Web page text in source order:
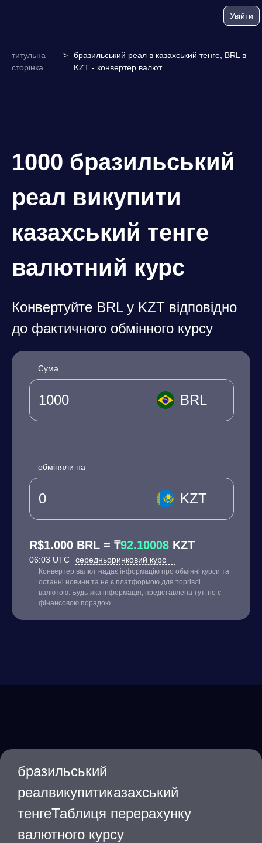
Увійти
титульна
сторінка
>
бразильський реал в казахський тенге, BRL в
KZT - конвертер валют
1000 бразильський
реал викупити
казахський тенге
валютний курс
Конвертуйте BRL у KZT відповідно
до фактичного обмінного курсу
Сума
BRL
обміняли на
KZT
R$1.000 BRL = ₸92.10008 KZT
06:03 UTC середньоринковий курс
Конвертер валют надає інформацію про обмінні курси та
останні новини та не є платформою для торгівлі
валютою. Будь-яка інформація, представлена тут, не є
фінансовою порадою.
бразильський
реалвикупитиказахський
тенгеТаблиця перерахунку
валютного курсу